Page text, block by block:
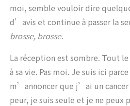
moi, semble vouloir dire
d’avis et continue à passer la
brosse, brosse.
La réception est sombre. Tout
à sa vie. Pas moi. Je suis ici
m’annoncer que j’ai un
peur, je suis seule et je ne peux